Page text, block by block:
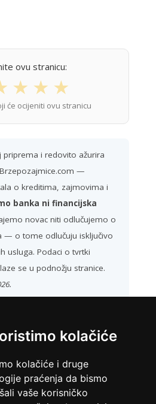
kolačiće
kolačiće i druge
praćenja da bismo
vaše korisničko
ovu stranicu:
★ ★ ★
će ocijeniti ovu stranicu
priprema i redovito ažurira
—
o kreditima, zajmovima i
banka ni financijska
novac niti odlučujemo o
— o tome odlučuju isključivo
usluga. Podaci o tvrtki
se u podnožju stranice.
KREDIT